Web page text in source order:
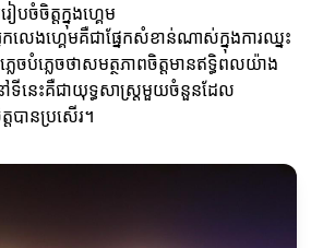
បចំចិត្តក្នុងហ្គេម
កលេងហ្គេមគឺជាផ្នែកសំខាន់ណាស់ក្នុងការឈ្នះ
េចបំភ្លេចថាសមត្ថភាពចិត្តមានឥទ្ធិពលយ៉ាង
ៅទីនេះគឺជាយុទ្ធសាស្ត្រមួយចំនួនដែល
បានប្រសើរ។